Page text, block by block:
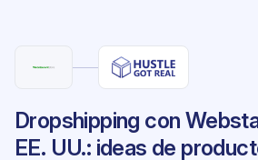
Dropshipping con
EE. UU.: ideas de